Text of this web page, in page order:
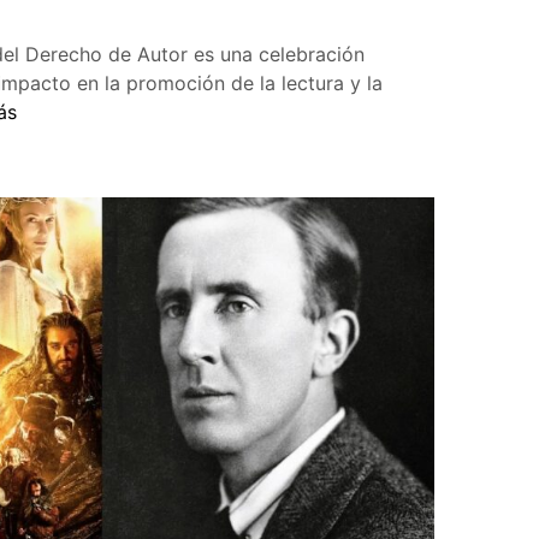
Derecho de Autor es una celebración
en la promoción de la lectura y la